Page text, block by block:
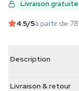
Livraison
4.5/5à partir de
Description
Livraison & retour